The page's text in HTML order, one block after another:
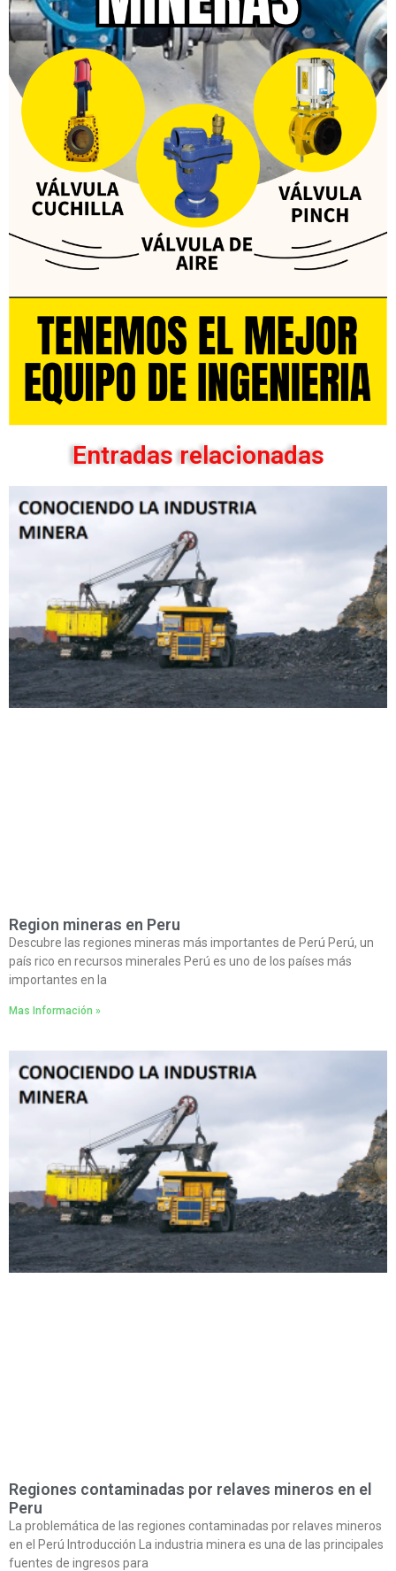
Entradas relacionadas
Region mineras en Peru
Descubre las regiones mineras más importantes de Perú Perú, un
país rico en recursos minerales Perú es uno de los países más
importantes en la
Mas Información »
Regiones contaminadas por relaves mineros en el
Peru
La problemática de las regiones contaminadas por relaves mineros
en el Perú Introducción La industria minera es una de las principales
fuentes de ingresos para